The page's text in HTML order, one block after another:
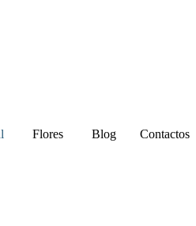
Flores Blog Contactos